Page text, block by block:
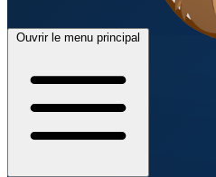
Ouvrir le menu principal